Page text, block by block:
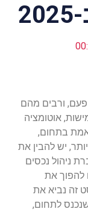
פעם, ורבים מהם
אוטומציה
בתחום,
יש להבין את
ניהול נכסים
להפוך את
זה נביא את
2025 עבור מי שנכנס לתחום,